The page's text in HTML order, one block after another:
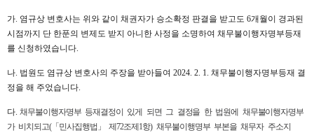
가. 염규상 변호사는 위와 같이 채권자가 승소확정 판결을 받고도 6개월이 경과된
시점까지 단 한푼의 변제도 받지 아니한 사정을 소명하여 채무불이행자명부등재
를 신청하였습니다.
나. 법원도 염규상 변호사의 주장을 받아들여 2024. 2. 1. 채무불이행자명부등재 결
정을 해 주었습니다.
다. 채무불이행자명부 등재결정이 있게 되면 그 결정을 한 법원에 채무불이행자명부
가 비치되고(「민사집행법」 제72조제1항) 채무불이행명부 부본을 채무자 주소지